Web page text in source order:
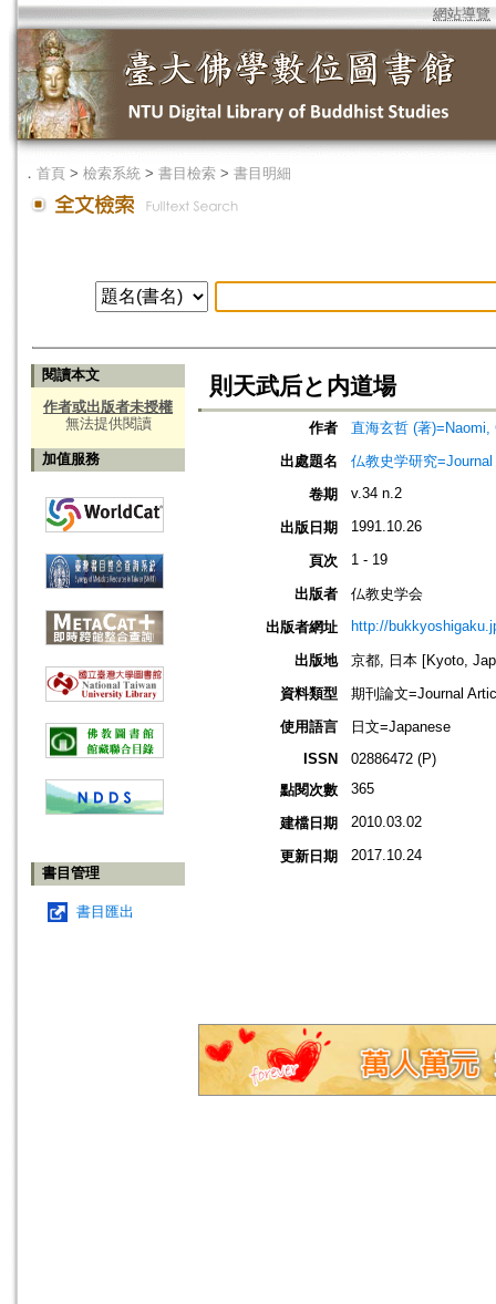
網站導覽
． 首頁 > 檢索系統 > 書目檢索 > 書目明細
閱讀本文
作者或出版者未授權
無法提供閱讀
加值服務
書目管理
書目匯出
則天武后と内道場
作者
直海玄哲 (著)=Naomi,
出處題名
仏教史学研究
卷期
v.34 n.2
出版日期 1991.10.26
頁次 1 - 19
出版者
仏教史学会
出版者網址
http://
出版地
京都, 日本 [Kyoto,
資料類型
期刊論文=Journal
使用語言
日文=Japanese
ISSN
02886472 (P)
點閱次數
365
建檔日期 2010.03.02
更新日期 2017.10.24